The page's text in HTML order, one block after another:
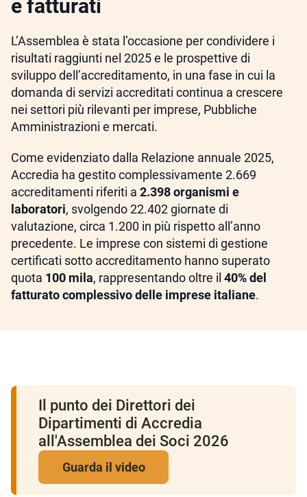
e fatturati
L’Assemblea è stata l’occasione per condividere i
risultati raggiunti nel 2025 e le prospettive di
sviluppo dell’accreditamento, in una fase in cui la
domanda di servizi accreditati continua a crescere
nei settori più rilevanti per imprese, Pubbliche
Amministrazioni e mercati.
Come evidenziato dalla Relazione annuale 2025,
Accredia ha gestito complessivamente 2.669
accreditamenti riferiti a 2.398 organismi e
laboratori, svolgendo 22.402 giornate di
valutazione, circa 1.200 in più rispetto all’anno
precedente. Le imprese con sistemi di gestione
certificati sotto accreditamento hanno superato
quota 100 mila, rappresentando oltre il 40% del
fatturato complessivo delle imprese italiane.
Il punto dei Direttori dei
Dipartimenti di Accredia
all'Assemblea dei Soci 2026
Guarda il video